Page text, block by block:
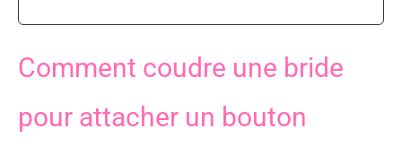
Comment coudre une bride
pour attacher un bouton